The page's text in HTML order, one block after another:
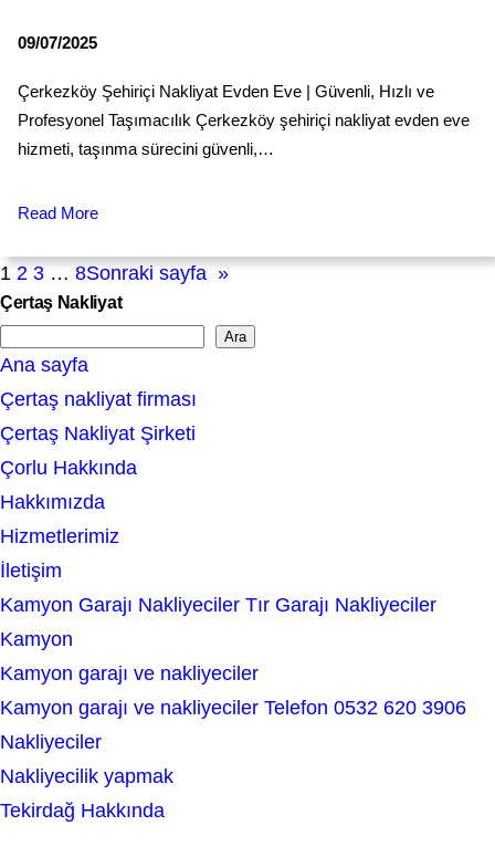
09/07/2025
Çerkezköy Şehiriçi Nakliyat Evden Eve | Güvenli, Hızlı ve
Profesyonel Taşımacılık Çerkezköy şehiriçi nakliyat evden eve
hizmeti, taşınma sürecini güvenli,…
Read More
1 2 3 … 8Sonraki sayfa »
Çertaş Nakliyat
e
a
r
c
h
Ara
Ana sayfa
Çertaş nakliyat firması
Çertaş Nakliyat Şirketi
Çorlu Hakkında
Hakkımızda
Hizmetlerimiz
İletişim
Kamyon Garajı Nakliyeciler Tır Garajı Nakliyeciler
Kamyon
Kamyon garajı ve nakliyeciler
Kamyon garajı ve nakliyeciler Telefon 0532 620 3906
Nakliyeciler
Nakliyecilik yapmak
Tekirdağ Hakkında